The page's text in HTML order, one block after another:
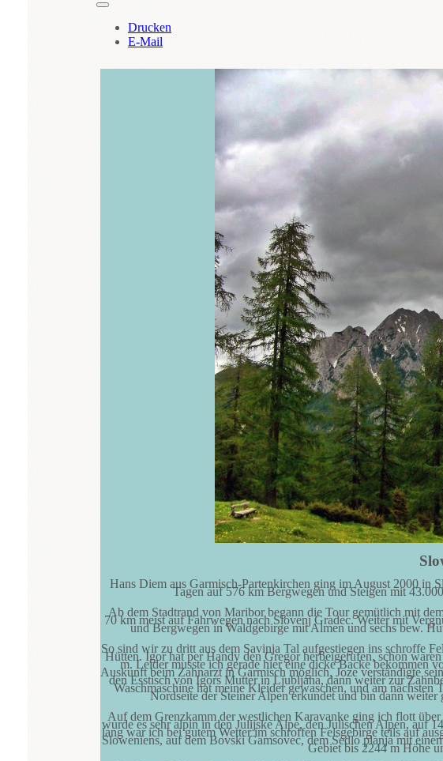
Drucken
E-Mail
Hans Diem aus Garmisch-Partenkirchen ging im August 2000 in
Tagen auf 576 km Bergwegen und Steigen mit
Ab dem Stadtrand von Maribor begann die Tour gemütlich mit
70 km meist auf Fahrwegen nach Slovenj Gradec. Weiter mit
und Bergwegen in Waldgebirge mit Almen und sechs bew.
So sind wir zu dritt aus dem Savinja Tal aufgestiegen ins schroffe
Hütten. Igor hat per Handy den Gregor herbeigerufen, schon
m. Leider musste ich gerade hier eine dicke Backe bekommen
Auskunft beim Zahnarzt in Garmisch möglich, Joze verständigte
den Esstisch von Igors Mutter in Ljubljana, dann weiter zur
Waschmaschine hat meine Kleider gewaschen, und am
Nordseite der Steiner Alpen erkundet und bin dann
Auf dem Grenzkamm der westlichen Karavanke ging ich flott
wurde es sehr alpin in den Julijske Alpe, den Julischen Alpen, auf
lang war ich bei gutem Wetter im schroffen Felsgebirge teils auf
Sloweniens, auf dem Bovski Gamsovec, dem Sedlo planja mit
Gebiet bis 2244 m Höhe